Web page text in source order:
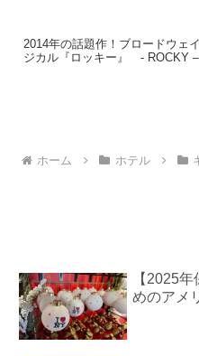
2014年の話題作！ブロードウェ
ジカル『ロッキー』 - ROCKY –
ホーム ホテル
【2025
めのアメ